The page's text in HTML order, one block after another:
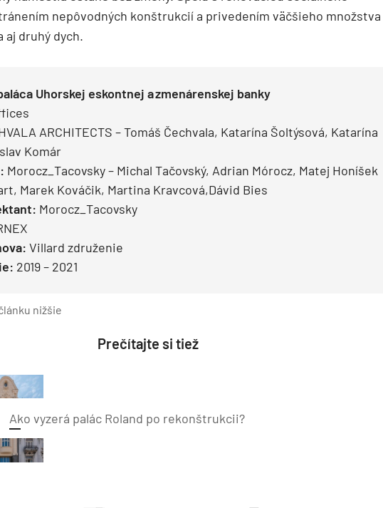
nepôvodných konštrukcií a privedením väčšieho množstva
aj druhý dych.
Uhorskej eskontnej a zmenárenskej banky
ARCHITECTS – Tomáš Čechvala, Katarína Šoltýsová, Katarína
Komár
Morocz_Tacovsky – Michal Tačovský, Adrian Mórocz, Matej Honíšek
Marek Kováčik, Martina Kravcová,Dávid Bies
Morocz_Tacovsky
Villard združenie
2019 – 2021
Prečítajte si tiež
Ako vyzerá palác Roland po rekonštrukcii?